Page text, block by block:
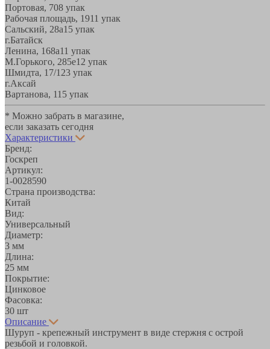
Портовая, 708 упак
Рабочая площадь, 1911 упак
Сальский, 28a15 упак
г.Батайск
Ленина, 168а11 упак
М.Горького, 285е12 упак
Шмидта, 17/1 23 упак
г.Аксай
Вартанова, 11 5 упак
* Можно забрать в магазине,
если заказать сегодня
Характеристики
Бренд:
Госкреп
Артикул:
1-0028590
Страна производства:
Китай
Вид:
Универсальный
Диаметр:
3 мм
Длина:
25 мм
Покрытие:
Цинковое
Фасовка:
30 шт
Описание
Шуруп - крепежный инструмент в виде стержня с острой
резьбой и головкой.